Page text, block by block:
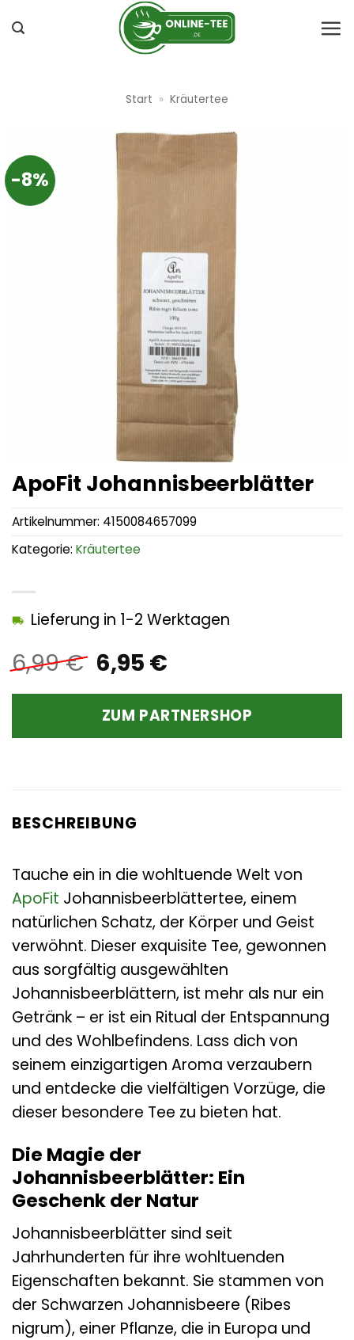
Inhalt
Start » Kräutertee
-8%
ApoFit Johannisbeerblätter
6,99€ Ursprünglicher
Preis
war:
6,99 €
6,95 €Aktueller
ist:
6,95 €.
Lieferung in 1-2 Werktagen
ZUM PARTNERSHOP
Artikelnummer: 4150084657099
Kategorie: Kräutertee
BESCHREIBUNG
Tauche ein in die wohltuende Welt von
ApoFit Johannisbeerblättertee, einem
natürlichen Schatz, der Körper und Geist
verwöhnt. Dieser exquisite Tee, gewonnen
aus sorgfältig ausgewählten
Johannisbeerblättern, ist mehr als nur ein
Getränk – er ist ein Ritual der Entspannung
und des Wohlbefindens. Lass dich von
seinem einzigartigen Aroma verzaubern
und entdecke die vielfältigen Vorzüge, die
dieser besondere Tee zu bieten hat.
Die Magie der
Johannisbeerblätter: Ein
Geschenk der Natur
Johannisbeerblätter sind seit
Jahrhunderten für ihre wohltuenden
Eigenschaften bekannt. Sie stammen von
der Schwarzen Johannisbeere (Ribes
nigrum), einer Pflanze, die in Europa und